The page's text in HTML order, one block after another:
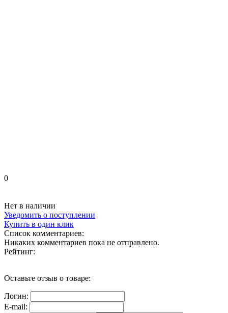
0
Нет в наличии
Уведомить о поступлении
Купить в один клик
Список комментариев:
Никаких комментариев пока не отправлено.
Рейтинг:
Оставьте отзыв о товаре:
Логин:
E-mail: